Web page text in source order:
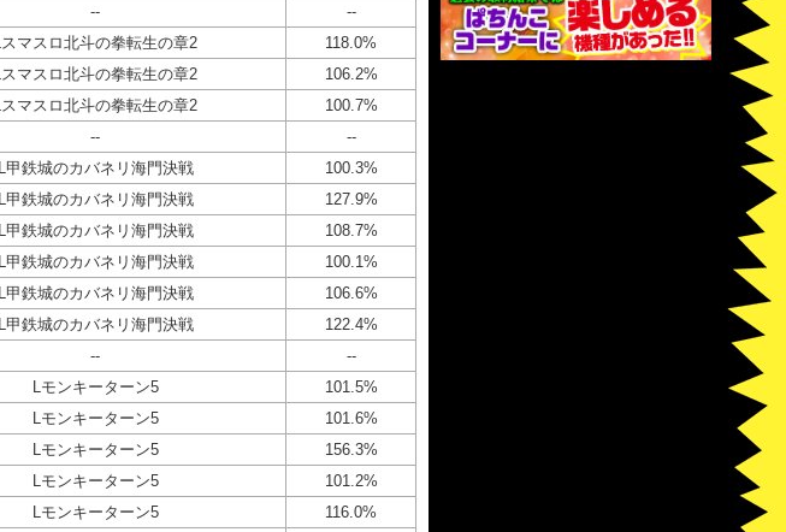
--
--
Lスマスロ北斗の拳転生の章2
118.0%
Lスマスロ北斗の拳転生の章2
106.2%
Lスマスロ北斗の拳転生の章2
100.7%
--
--
L甲鉄城のカバネリ海門決戦
100.3%
L甲鉄城のカバネリ海門決戦
127.9%
L甲鉄城のカバネリ海門決戦
108.7%
L甲鉄城のカバネリ海門決戦
100.1%
L甲鉄城のカバネリ海門決戦
106.6%
L甲鉄城のカバネリ海門決戦
122.4%
--
--
Lモンキーターン5
101.5%
Lモンキーターン5
101.6%
Lモンキーターン5
156.3%
Lモンキーターン5
101.2%
Lモンキーターン5
116.0%